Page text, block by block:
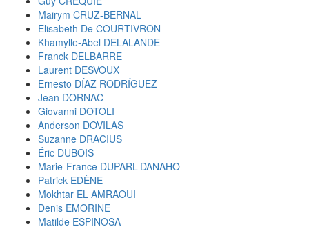
Mairym CRUZ-BERNAL
Elisabeth De COURTIVRON
Khamylle-Abel DELALANDE
Franck DELBARRE
Laurent DESVOUX
Ernesto DÍAZ RODRÍGUEZ
Jean DORNAC
Giovanni DOTOLI
Anderson DOVILAS
Suzanne DRACIUS
Éric DUBOIS
Marie-France DUPARL-DANAHO
Patrick EDÈNE
Mokhtar EL AMRAOUI
Denis EMORINE
Matilde ESPINOSA